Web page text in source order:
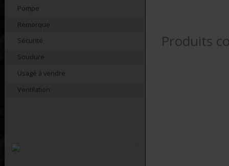
Pompe
Remorque
Sécurité
Soudure
Usagé à vendre
Ventilation
Produits